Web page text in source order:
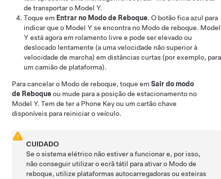
de transportar o Model Y.
Toque em Entrar no Modo de Reboque. O botão fica azul para
indicar que o Model Y se encontra no Modo de reboque. Model
Y está agora em rolamento livre e pode ser elevado ou
deslocado lentamente (a uma velocidade não superior à
velocidade de marcha) em distâncias curtas (por exemplo, para
um camião de plataforma).
Para cancelar o Modo de reboque, toque em Sair do modo
de Reboqueou mude para a posição de estacionamento no
Model Y. Tem de ter a Phone Key ou um cartão chave
disponíveis para reiniciar o veículo.
CUIDADO
Se o sistema elétrico não estiver a funcionar e, por isso,
não conseguir utilizar o ecrã tátil para ativar o Modo de
reboque, utilize plataformas autocarregadoras ou esteiras